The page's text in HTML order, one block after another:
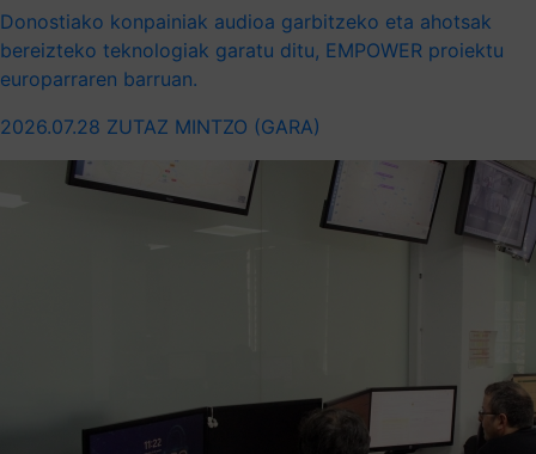
Donostiako konpainiak audioa garbitzeko eta ahotsak
bereizteko teknologiak garatu ditu, EMPOWER proiektu
europarraren barruan.
2026.07.28 ZUTAZ MINTZO (GARA)